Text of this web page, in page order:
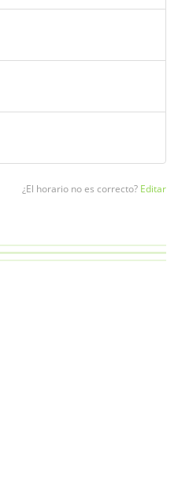
¿El horario no es correcto? Editar